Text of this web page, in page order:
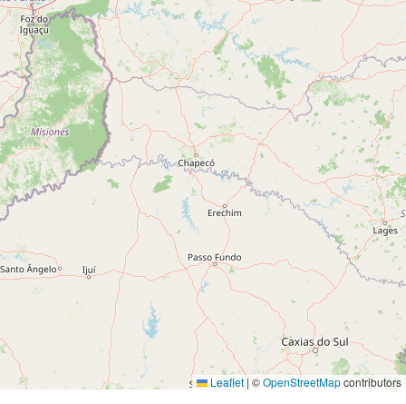
Leaflet | ©OpenStreetMapcontributors